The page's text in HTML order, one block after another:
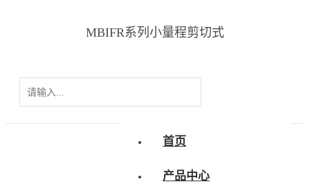
首页
产品中心
MBIFR系列小量程剪切式